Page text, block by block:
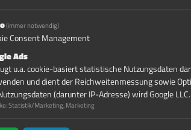
als Ge­rä­te­trans­por­ter
Er­werb
Gera
Ein­satz
(immer notwendig)
Consent Management
Ads
u.a. cookie-basiert statistische Nutzungsdaten
und dient der Reichweitenmessung sowie
(darunter IP-Adresse) wird Google
:Statistik/Marketing, Marketing